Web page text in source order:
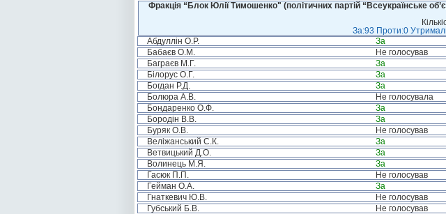
Фракція “Блок Юлії Тимошенко" (політичних партій “Всеукраїнське
За:93 Проти:0
Абдуллін О.Р.
За
Бабаєв О.М.
Не голосував
Баграєв М.Г.
За
Білорус О.Г.
За
Богдан Р.Д.
За
Болюра А.В.
Не голосувала
Бондаренко О.Ф.
За
Бородін В.В.
За
Буряк О.В.
Не голосував
Веліжанський С.К.
За
Ветвицький Д.О.
За
Волинець М.Я.
За
Гасюк П.П.
Не голосував
Гейман О.А.
За
Гнаткевич Ю.В.
Не голосував
Губський Б.В.
Не голосував